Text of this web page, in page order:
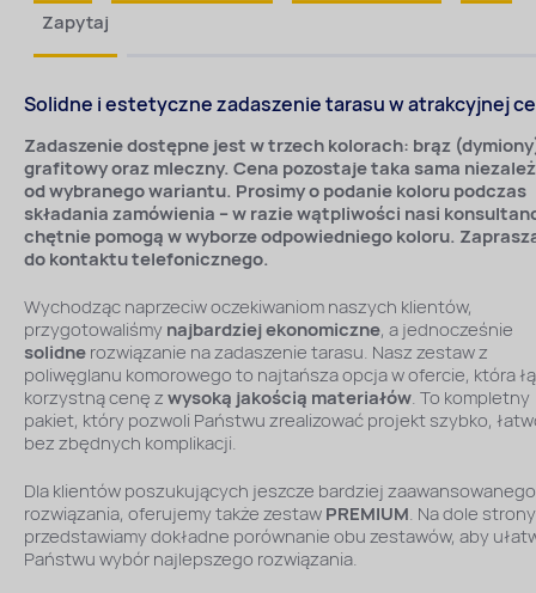
Zapytaj
Solidne i estetyczne zadaszenie tarasu w atrakcyjnej
Zadaszenie dostępne jest w trzech kolorach: brąz
grafitowy oraz mleczny. Cena pozostaje taka sama
od wybranego wariantu. Prosimy o podanie koloru podczas
składania zamówienia – w razie wątpliwości nasi
chętnie pomogą w wyborze odpowiedniego koloru.
do kontaktu telefonicznego.
Wychodząc naprzeciw oczekiwaniom naszych klientów,
przygotowaliśmynajbardziej ekonomiczne, a jednocześnie
solidnerozwiązanie na zadaszenie tarasu. Nasz zestaw z
poliwęglanu komorowego to najtańsza opcja w ofercie, która
korzystną cenę zwysoką jakością materiałów. To kompletny
pakiet, który pozwoli Państwu zrealizować projekt szybko,
bez zbędnych komplikacji.
Dla klientów poszukujących jeszcze bardziej zaawansowanego
rozwiązania, oferujemy także zestawPREMIUM. Na dole strony
przedstawiamy dokładne porównanie obu zestawów, aby
Państwu wybór najlepszego rozwiązania.